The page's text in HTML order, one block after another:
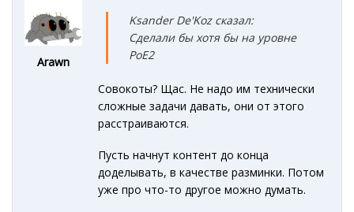
Arawn
Ksander De'Koz сказал:
Сделали бы хотя бы на уровне
PoE2
Совокоты? Щас. Не надо им технически
сложные задачи давать, они от этого
расстраиваются.
Пусть начнут контент до конца
доделывать, в качестве разминки. Потом
уже про что-то другое можно думать.